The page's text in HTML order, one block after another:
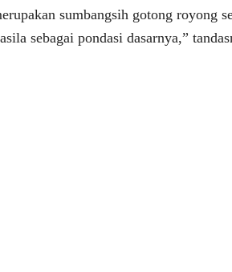
sumbangsih gotong royong
sebagai pondasi dasarnya,”